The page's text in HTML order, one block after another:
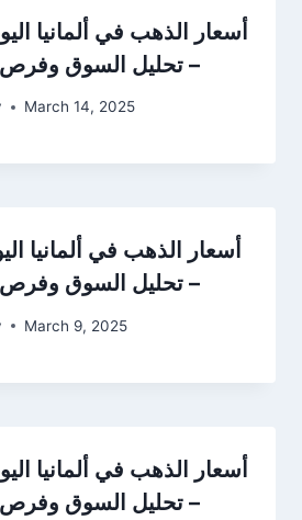
– تحليل السوق وفرص
March 14, 2025
– تحليل السوق وفرص
March 9, 2025
– تحليل السوق وفرص